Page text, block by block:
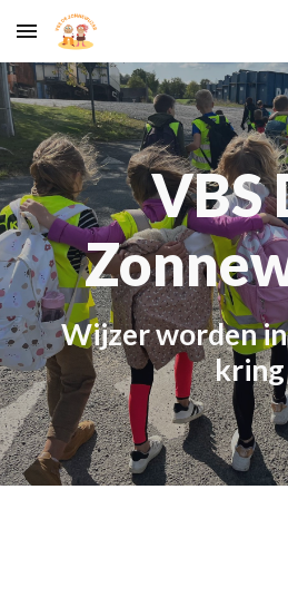
Skip to main content
VBS
Wijzer worden
kring